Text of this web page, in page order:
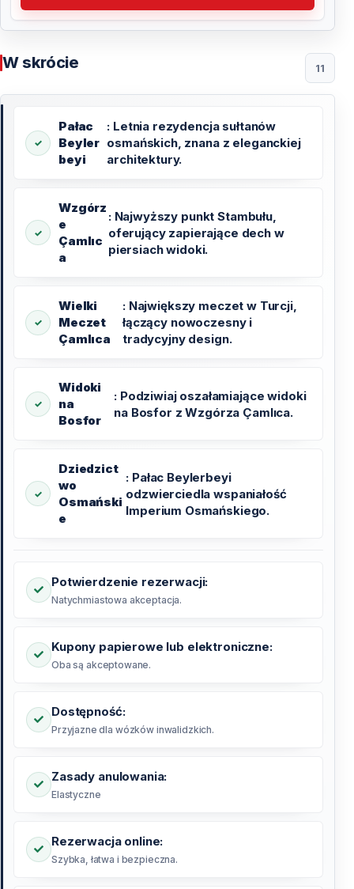
W skrócie 11
Pałac
Beyler
beyi
: Letnia rezydencja sułtanów
osmańskich, znana z eleganckiej
architektury.
Wzgórz
e
Çamlıc
a
: Najwyższy punkt Stambułu,
oferujący zapierające dech w
piersiach widoki.
Wielki
Meczet
Çamlıca
: Największy meczet w Turcji,
łączący nowoczesny i
tradycyjny design.
Widoki
na
Bosfor
: Podziwiaj oszałamiające widoki
na Bosfor z Wzgórza Çamlıca.
Dziedzict
wo
Osmański
e
: Pałac Beylerbeyi
odzwierciedla wspaniałość
Imperium Osmańskiego.
Potwierdzenie rezerwacji:
Natychmiastowa akceptacja.
Kupony papierowe lub elektroniczne:
Oba są akceptowane.
Dostępność:
Przyjazne dla wózków inwalidzkich.
Zasady anulowania:
Elastyczne
Rezerwacja online:
Szybka, łatwa i bezpieczna.